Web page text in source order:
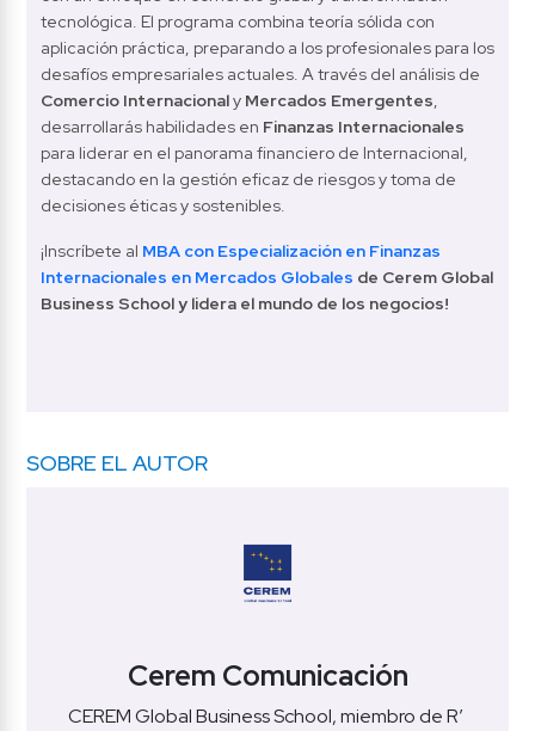
tecnológica. El programa combina teoría sólida con
aplicación práctica, preparando a los profesionales para los
Comercio Internacional y Mercados Emergentes,
desarrollarás habilidades en Finanzas Internacionales
para liderar en el panorama financiero de Internacional,
destacando en la gestión eficaz de riesgos y toma de
decisiones éticas y sostenibles.
¡Inscríbete al MBA con Especialización en Finanzas
Internacionales en Mercados Globales de Cerem Global
Business School y lidera el mundo de los negocios!
SOBRE EL AUTOR
Cerem Comunicación
CEREM Global Business School, miembro de R’